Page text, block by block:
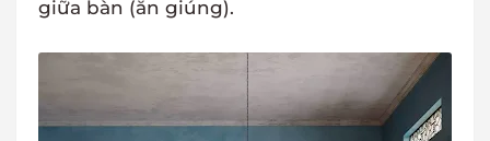
giữa bàn (ăn giúng).